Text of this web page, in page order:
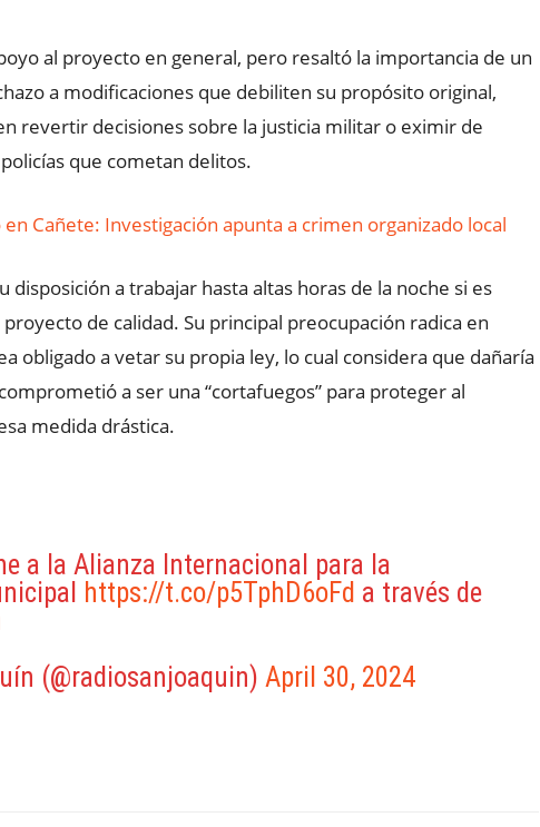
al proyecto en general, pero resaltó la importancia de un
a modificaciones que debiliten su propósito original,
revertir decisiones sobre la justicia militar o eximir de
que cometan delitos.
Cañete: Investigación apunta a crimen organizado local
disposición a trabajar hasta altas horas de la noche si es
de calidad. Su principal preocupación radica en
obligado a vetar su propia ley, lo cual considera que dañaría
a ser una “cortafuegos” para proteger al
medida drástica.
a la Alianza Internacional para la
https://t.co/p5TphD6oFd a través de
(@radiosanjoaquin) April 30, 2024